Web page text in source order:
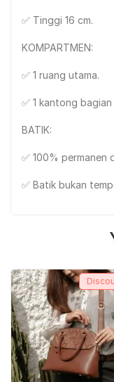
✅ Tinggi 16 cm.
KOMPARTMEN:
✅ 1 ruang utama.
✅ 1 kantong
BATIK:
✅ 100% permanen
✅ Batik bukan